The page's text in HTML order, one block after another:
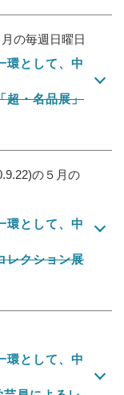
の毎週日曜日
環として、中
超・名品展」
の５月の
環として、中
レクション展
環として、中